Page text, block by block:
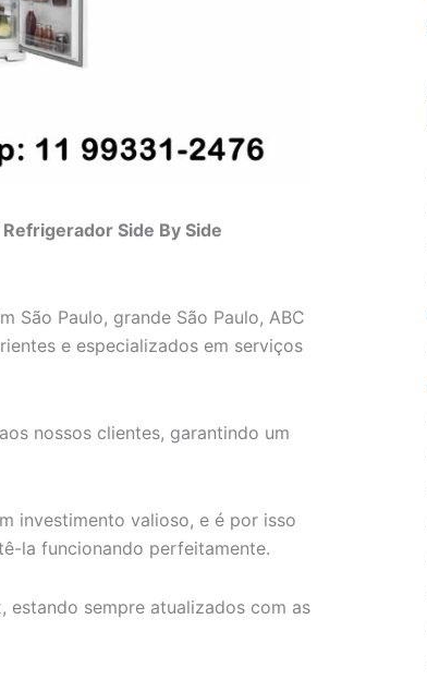
Side By Side
São Paulo, grande São Paulo, ABC
e especializados em serviços
nossos clientes, garantindo um
investimento valioso, e é por isso
la funcionando perfeitamente.
sempre atualizados com as